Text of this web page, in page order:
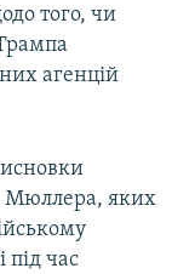
того, чи
агенцій
Мюллера, яких
під час